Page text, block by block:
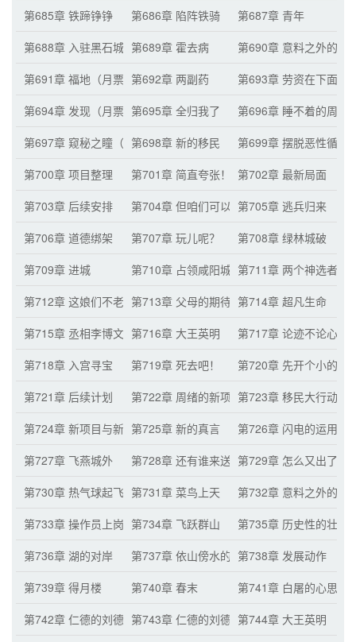
第685章 铁蹄铮铮
第686章 陷阵铁骑
第687章 青年
第688章 入驻黑石城 第689章 霍去病
第690章 意料之外的关
第691章 福地（月票累积三百张的送上）
第692章 两副药
第693章 劳资在下面等
第694章 发现（月票累积六百张的送上）
第695章 全归我了
第696章 睡不着的周绪
第697章 窥秘之瞳（之前月票累积九百张的加
第698章 新的移民
第699章 摆脱恶性循环
第700章 项目整理
第701章 简直夸张！
第702章 最新局面
第703章 后续安排
第704章 但咱们可以 第705章 逃兵归来
第706章 道德绑架
第707章 玩儿呢？
第708章 绿林城破
第709章 进城
第710章 占领咸阳城 第711章 两个神选者
第712章 这娘们不老实第713章 父母的期待 第714章 超凡生命
第715章 丞相李博文 第716章 大王英明
第717章 论迹不论心
第718章 入宫寻宝
第719章 死去吧！
第720章 先开个小的热
第721章 后续计划
第722章 周绪的新项目第723章 移民大行动
第724章 新项目与新玩意第725章 新的真言
第726章 闪电的运用
第727章 飞燕城外
第728章 还有谁来送死？！第729章 怎么又出了个
第730章 热气球起飞 第731章 菜鸟上天
第732章 意料之外的天
第733章 操作员上岗 第734章 飞跃群山
第735章 历史性的壮举
第736章 湖的对岸
第737章 依山傍水的好地方第738章 发展动作
第739章 得月楼
第740章 春末
第741章 白屠的心思
第742章 仁德的刘德 第743章 仁德的刘德（二）第744章 大王英明